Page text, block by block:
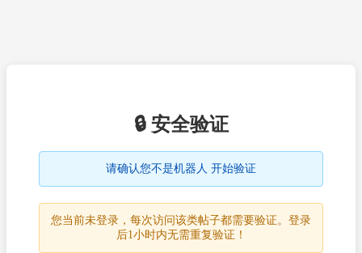
🔒 安全验证
请确认您不是机器人 开始验证
您当前未登录，每次访问该类帖子都需要验证。登录
后1小时内无需重复验证！